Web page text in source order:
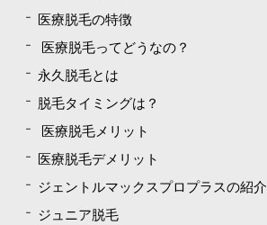
医療脱毛の特徴
医療脱毛ってどうなの？
永久脱毛とは
脱毛タイミングは？
医療脱毛メリット
医療脱毛デメリット
ジェントルマックスプロプラスの紹介
ジュニア脱毛